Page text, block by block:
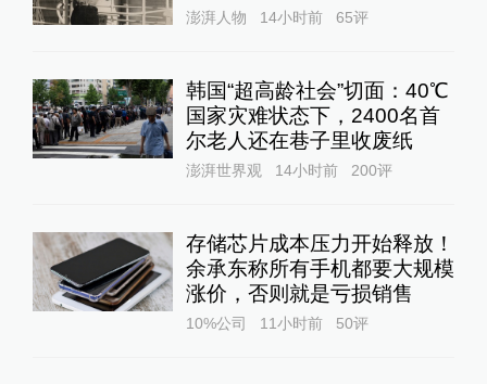
澎湃人物 14小时前 65评
韩国“超高龄社会”切面：40℃
国家灾难状态下，2400名首
尔老人还在巷子里收废纸
澎湃世界观 14小时前 200评
存储芯片成本压力开始释放！
余承东称所有手机都要大规模
涨价，否则就是亏损销售
10%公司 11小时前 50评